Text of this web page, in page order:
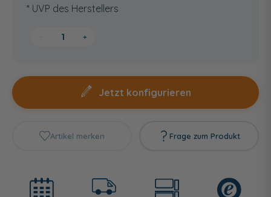
* UVP des Herstellers
+
Jetzt konfigurieren
Artikel merken Frage zum Produkt